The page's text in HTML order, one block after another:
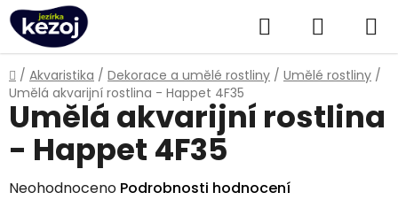
Přejít
na
obsah
Hledat
KOŠÍK
Domů
/ Akvaristika / Dekorace a umělé rostliny / Umělé rostliny /
Umělá akvarijní rostlina - Happet 4F35
Umělá akvarijní rostlina
- Happet 4F35
Průměrné
Neohodnoceno Podrobnosti hodnocení